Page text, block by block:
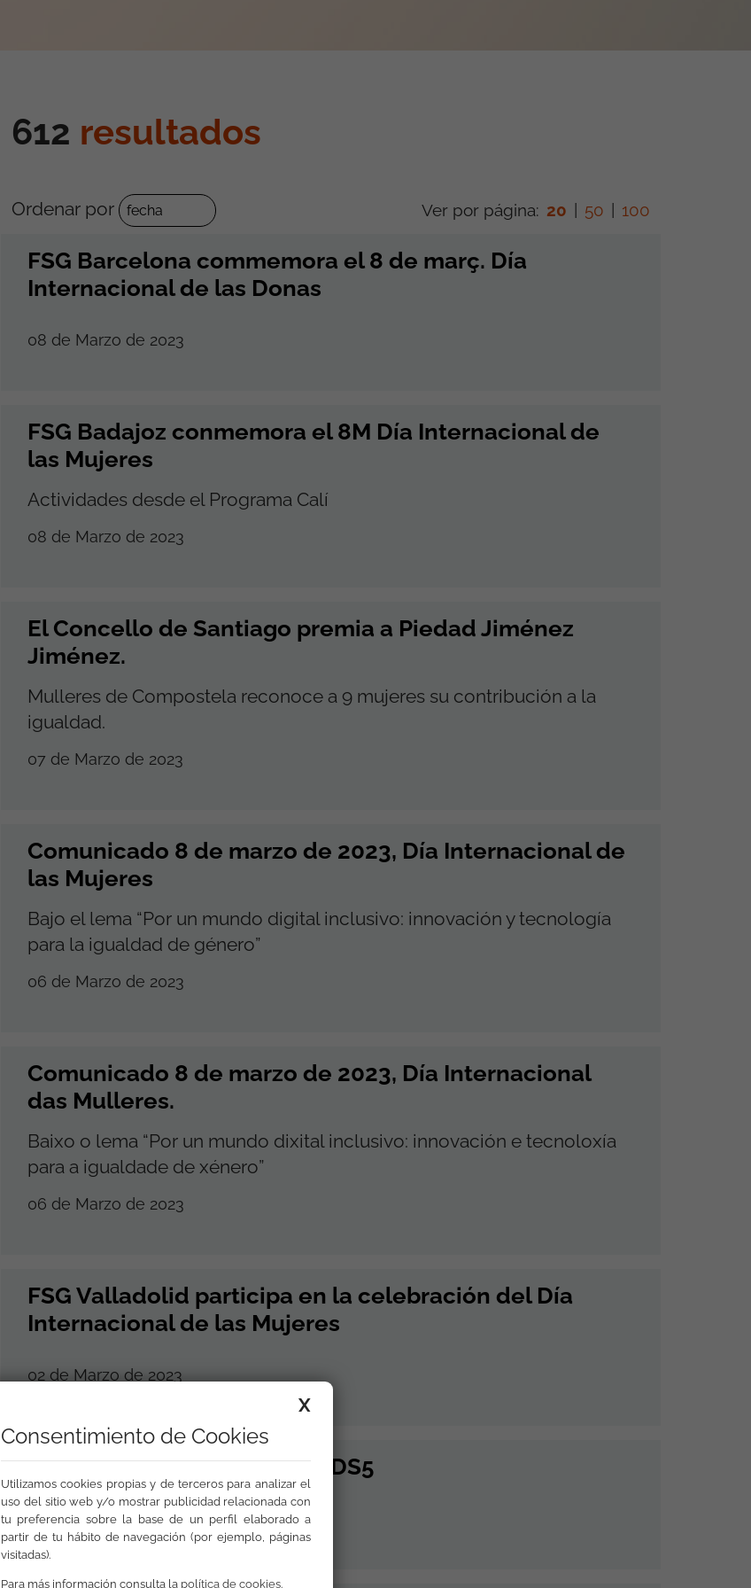
612 resultados
Ordenar por Ver por página: 20 50 100
FSG Barcelona commemora el 8 de març. Día
Internacional de las Donas
08 de Marzo de 2023
FSG Badajoz conmemora el 8M Día Internacional de
las Mujeres
Actividades desde el Programa Calí
08 de Marzo de 2023
El Concello de Santiago premia a Piedad Jiménez
Jiménez.
Mulleres de Compostela reconoce a 9 mujeres su contribución a la
igualdad.
07 de Marzo de 2023
Comunicado 8 de marzo de 2023, Día Internacional de
las Mujeres
Bajo el lema “Por un mundo digital inclusivo: innovación y tecnología
para la igualdad de género”
06 de Marzo de 2023
Comunicado 8 de marzo de 2023, Día Internacional
das Mulleres.
Baixo o lema “Por un mundo dixital inclusivo: innovación e tecnoloxía
para a igualdade de xénero”
06 de Marzo de 2023
FSG Valladolid participa en la celebración del Día
Internacional de las Mujeres
02 de Marzo de 2023
FSG Badajoz reivindica el ODS5
01 de Marzo de 2023
X
Consentimiento de Cookies
Utilizamos cookies propias y de terceros para analizar el
uso del sitio web y/o mostrar publicidad relacionada con
tu preferencia sobre la base de un perfil elaborado a
partir de tu hábito de navegación (por ejemplo, páginas
visitadas).
Para más información consulta la política de cookies.